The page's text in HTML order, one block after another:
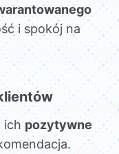
i spokój na
ich pozytywne